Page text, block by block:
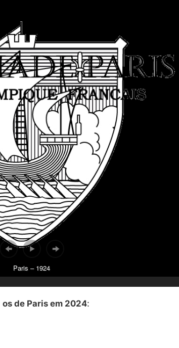
Paris – 1924
os de Paris em 2024: